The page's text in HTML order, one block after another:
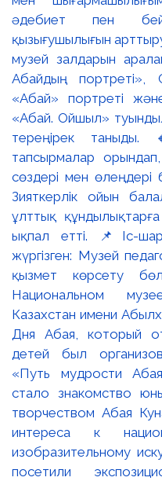
әдебиет пен
қызығушылығын
музей залдарын
Абайдың портреті»,
«Абай» портреті
«Абай. Ойшыл»
тереңірек таныды.
тапсырмалар
сөздері мен өлеңдері
Зияткерлік ойын
ұлттық
ықпал етті. 📌Іс-
жүргізген: Музей
қызмет көрсету
Национальном
Казахстан имени
Дня Абая, который
детей был
«Путь мудрости
стало знакомство
творчеством Абая
интереса к
изобразительному
посетили